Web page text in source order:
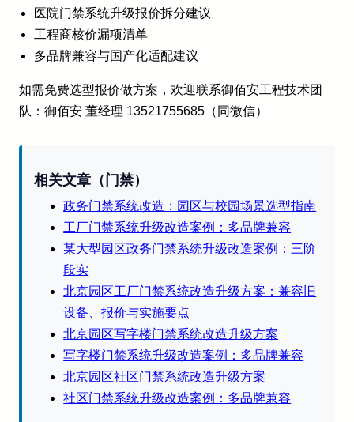
医院门禁系统升级报价拆分建议
工程商核价漏项清单
多品牌兼容与国产化适配建议
如需免费选型报价做方案，欢迎联系御佰安工程技术团
队：御佰安 董经理 13521755685（同微信）
相关文章（门禁）
政务门禁系统改造：园区与校园场景选型指南
工厂门禁系统升级改造案例：多品牌兼容
某大型园区政务门禁系统升级改造案例：三阶
段实
北京园区工厂门禁系统改造升级方案：兼容旧
设备、报价与实施要点
北京园区写字楼门禁系统改造升级方案
写字楼门禁系统升级改造案例：多品牌兼容
北京园区社区门禁系统改造升级方案
社区门禁系统升级改造案例：多品牌兼容